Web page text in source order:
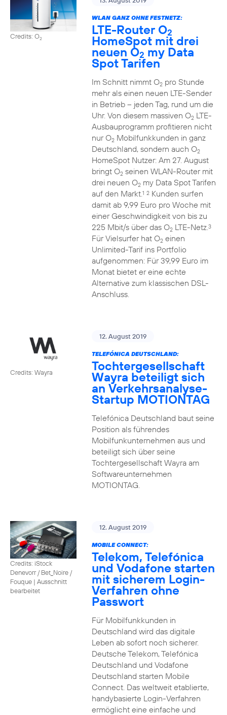
Credits: O2
WLAN GANZ OHNE FESTNETZ:
LTE-Router O2
HomeSpot mit drei
neuen O2 my Data
Spot Tarifen
Im Schnitt nimmt O2pro Stunde
mehr als einen neuen LTE-Sender
in Betrieb – jeden Tag, rund um die
Uhr. Von diesem massiven O2LTE-
Ausbauprogramm profitieren nicht
nur O2Mobilfunkkunden in ganz
Deutschland, sondern auch O2
HomeSpot Nutzer: Am 27. August
bringt O2seinen WLAN-Router mit
drei neuen O2my Data Spot Tarifen
auf den Markt.1 2Kunden surfen
damit ab 9,99 Euro pro Woche mit
einer Geschwindigkeit von bis zu
225 Mbit/s über das O2LTE-Netz.3
Für Vielsurfer hat O2einen
Unlimited-Tarif ins Portfolio
aufgenommen: Für 39,99 Euro im
Monat bietet er eine echte
Alternative zum klassischen DSL-
Anschluss.
Credits: Wayra
12. August 2019
TELEFÓNICA DEUTSCHLAND:
Tochtergesellschaft
Wayra beteiligt sich
an Verkehrsanalyse-
Startup MOTIONTAG
Telefónica Deutschland baut seine
Position als führendes
Mobilfunkunternehmen aus und
beteiligt sich über seine
Tochtergesellschaft Wayra am
Softwareunternehmen
MOTIONTAG.
Credits: iStock
Denevorr / Bet_Noire /
Fouque | Ausschnitt
bearbeitet
12. August 2019
MOBILE CONNECT:
Telekom, Telefónica
und Vodafone starten
mit sicherem Login-
Verfahren ohne
Passwort
Für Mobilfunkkunden in
Deutschland wird das digitale
Leben ab sofort noch sicherer.
Deutsche Telekom, Telefónica
Deutschland und Vodafone
Deutschland starten Mobile
Connect. Das weltweit etablierte,
handybasierte Login-Verfahren
ermöglicht eine einfache und